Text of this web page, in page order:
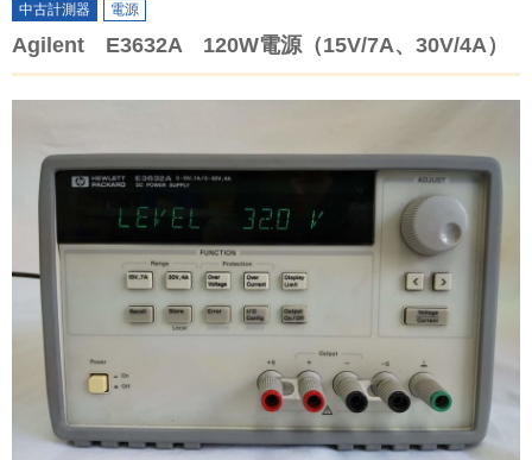
中古計測器 電源
Agilent E3632A 120W電源（15V/7A、30V/4A）